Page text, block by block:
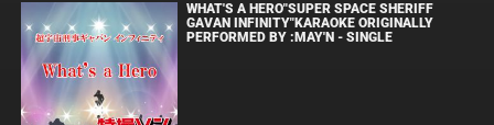
WHAT'S A HERO"SUPER SPACE SHERIFF
GAVAN INFINITY"KARAOKE ORIGINALLY
PERFORMED BY :MAY'N - SINGLE